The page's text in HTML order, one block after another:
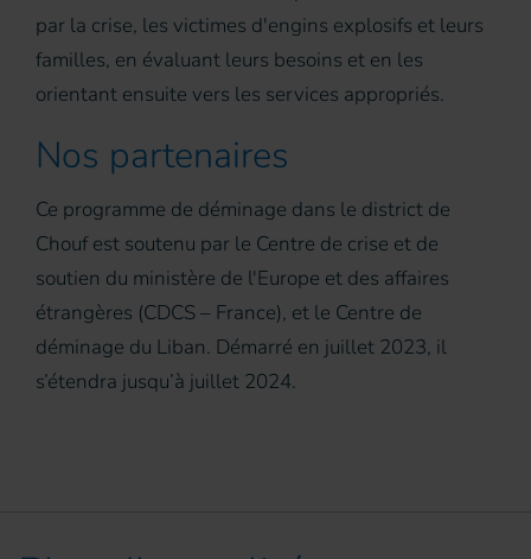
par la crise, les victimes d'engins explosifs et leurs
familles, en évaluant leurs besoins et en les
orientant ensuite vers les services appropriés.
Nos partenaires
Ce programme de déminage dans le district de
Chouf est soutenu par le Centre de crise et de
soutien du ministère de l'Europe et des affaires
étrangères (CDCS – France), et le Centre de
déminage du Liban. Démarré en juillet 2023, il
s’étendra jusqu’à juillet 2024.